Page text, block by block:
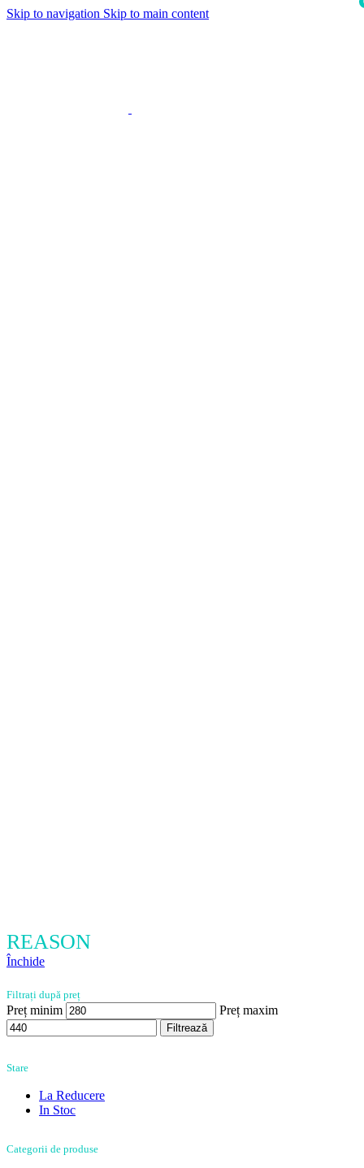
Skip to navigation Skip to main content
REASON
Închide
Filtrați după preț
Preț minim Preț maxim
Filtrează
Stare
La Reducere
In Stoc
Categorii de produse